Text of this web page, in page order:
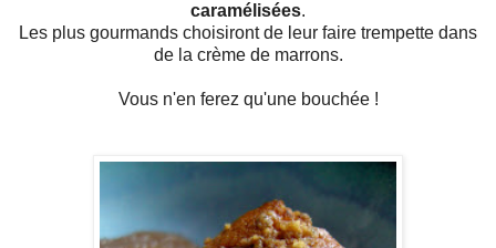
caramélisées.
Les plus gourmands choisiront de leur faire trempette dans
de la crème de marrons.
Vous n'en ferez qu'une bouchée !